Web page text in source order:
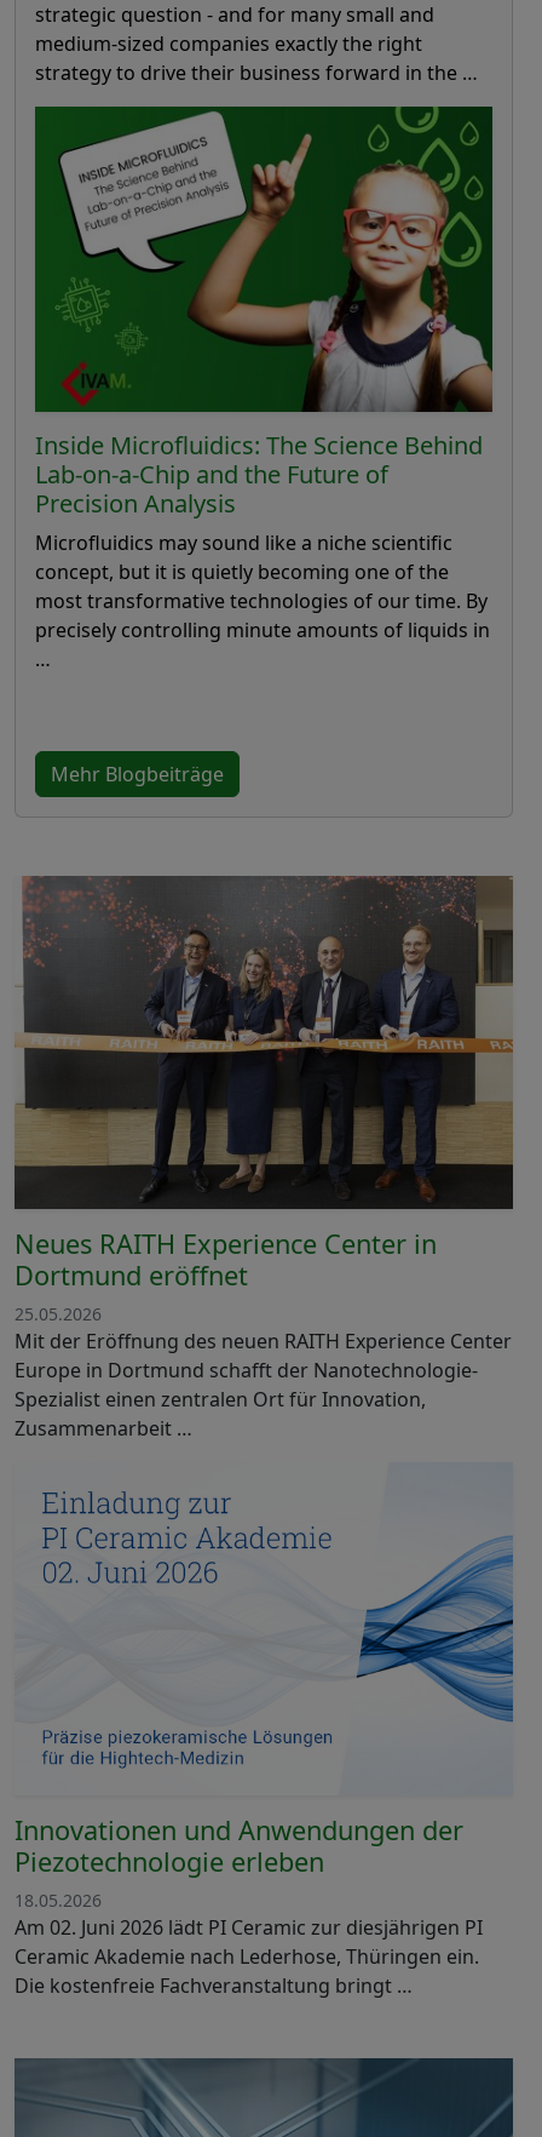
strategic question - and for many small and
medium-sized companies exactly the right
strategy to drive their business forward in the …
Inside Microfluidics: The Science Behind
Lab-on-a-Chip and the Future of
Precision Analysis
Microfluidics may sound like a niche scientific
concept, but it is quietly becoming one of the
most transformative technologies of our time. By
precisely controlling minute amounts of liquids in
…
Mehr Blogbeiträge
Neues RAITH Experience Center in
Dortmund eröffnet
25.05.2026
Mit der Eröffnung des neuen RAITH Experience Center
Europe in Dortmund schafft der Nanotechnologie-
Spezialist einen zentralen Ort für Innovation,
Zusammenarbeit …
Innovationen und Anwendungen der
Piezotechnologie erleben
18.05.2026
Am 02. Juni 2026 lädt PI Ceramic zur diesjährigen PI
Ceramic Akademie nach Lederhose, Thüringen ein.
Die kostenfreie Fachveranstaltung bringt …